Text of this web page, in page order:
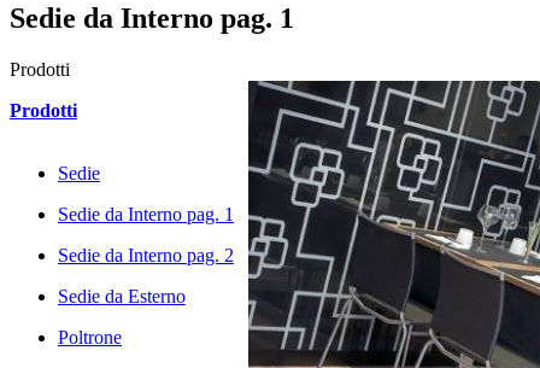
Sedie da Interno pag. 1
Prodotti
Prodotti
Sedie
Sedie da Interno pag. 1
Sedie da Interno pag. 2
Sedie da Esterno
Poltrone